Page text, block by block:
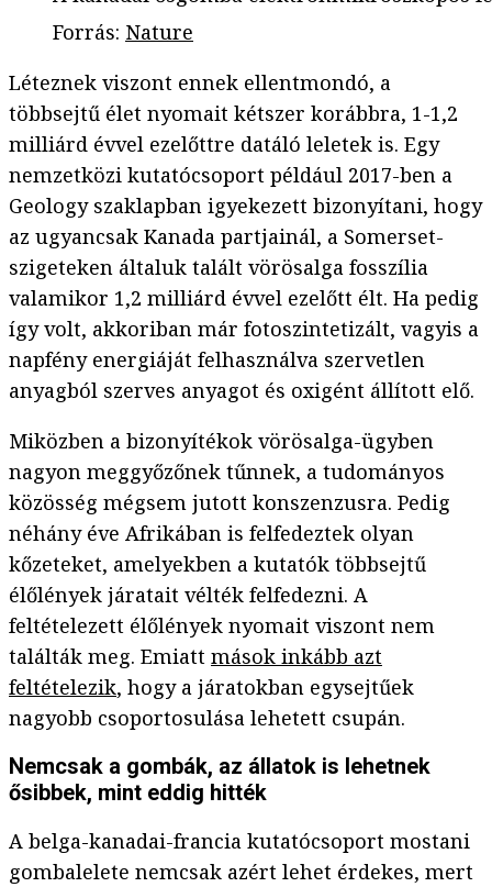
Forrás: Nature
Léteznek viszont ennek ellentmondó, a
többsejtű élet nyomait kétszer korábbra, 1-1,2
milliárd évvel ezelőttre datáló leletek is. Egy
nemzetközi kutatócsoport például 2017-ben a
Geology szaklapban igyekezett bizonyítani, hogy
az ugyancsak Kanada partjainál, a Somerset-
szigeteken általuk talált vörösalga fosszília
valamikor 1,2 milliárd évvel ezelőtt élt. Ha pedig
így volt, akkoriban már fotoszintetizált, vagyis a
napfény energiáját felhasználva szervetlen
anyagból szerves anyagot és oxigént állított elő.
Miközben a bizonyítékok vörösalga-ügyben
nagyon meggyőzőnek tűnnek, a tudományos
közösség mégsem jutott konszenzusra. Pedig
néhány éve Afrikában is felfedeztek olyan
kőzeteket, amelyekben a kutatók többsejtű
élőlények járatait vélték felfedezni. A
feltételezett élőlények nyomait viszont nem
találták meg. Emiatt mások inkább azt
feltételezik, hogy a járatokban egysejtűek
nagyobb csoportosulása lehetett csupán.
Nemcsak a gombák, az állatok is lehetnek
ősibbek, mint eddig hitték
A belga-kanadai-francia kutatócsoport mostani
gombalelete nemcsak azért lehet érdekes, mert